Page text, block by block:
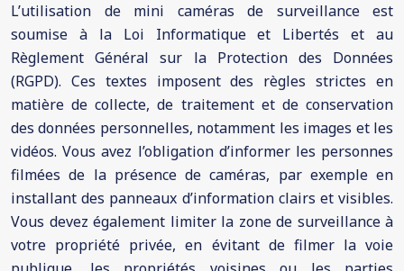
L’utilisation de mini caméras de surveillance est
soumise à la Loi Informatique et Libertés et au
Règlement Général sur la Protection des Données
(RGPD). Ces textes imposent des règles strictes en
matière de collecte, de traitement et de conservation
des données personnelles, notamment les images et les
vidéos. Vous avez l’obligation d’informer les personnes
filmées de la présence de caméras, par exemple en
installant des panneaux d’information clairs et visibles.
Vous devez également limiter la zone de surveillance à
votre propriété privée, en évitant de filmer la voie